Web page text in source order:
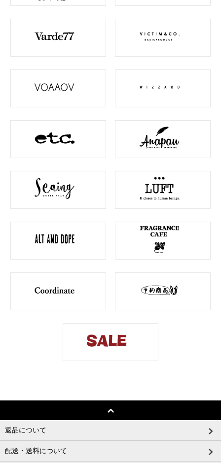
返品について
配送・送料について